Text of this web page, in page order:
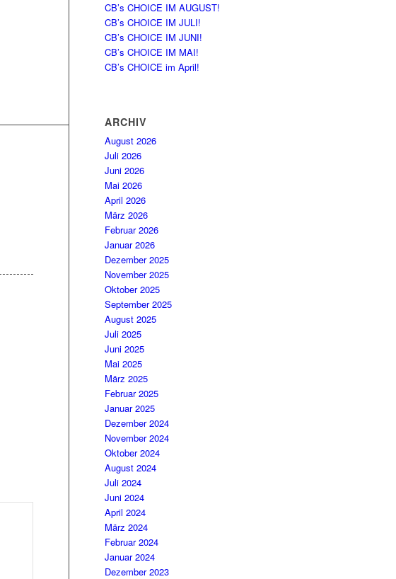
CB’s CHOICE IM AUGUST!
CB’s CHOICE IM JULI!
CB’s CHOICE IM JUNI!
CB’s CHOICE IM MAI!
CB’s CHOICE im April!
ARCHIV
August 2026
Juli 2026
Juni 2026
Mai 2026
April 2026
März 2026
Februar 2026
Januar 2026
Dezember 2025
November 2025
Oktober 2025
September 2025
August 2025
Juli 2025
Juni 2025
Mai 2025
März 2025
Februar 2025
Januar 2025
Dezember 2024
November 2024
Oktober 2024
August 2024
Juli 2024
Juni 2024
April 2024
März 2024
Februar 2024
Januar 2024
Dezember 2023